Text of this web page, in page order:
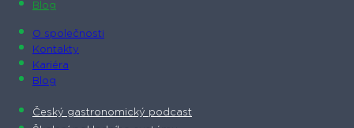
Blog
O společnosti​
Kontakty
Kariéra
Blog
Český gastronomický podcast​